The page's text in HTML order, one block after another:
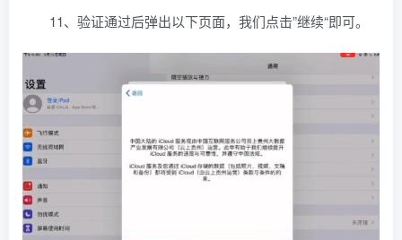
11、验证通过后弹出以下页面，我们点击”继续“即可。